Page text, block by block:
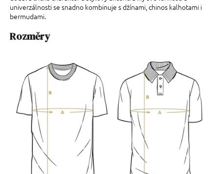
univerzálnosti se snadno kombinuje s džínami, chinos kalhotami i
bermudami.
Rozměry